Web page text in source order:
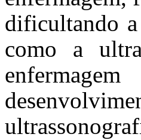
dificultando
como a